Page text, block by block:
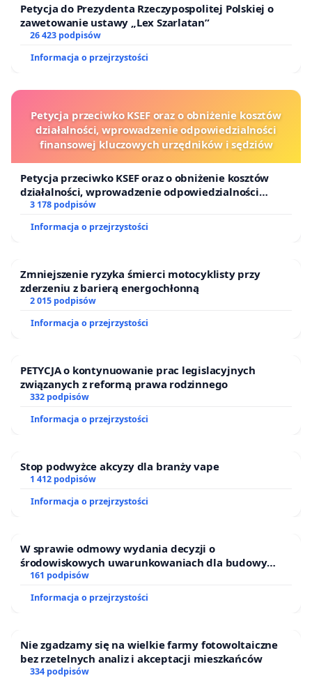
Petycja do Prezydenta Rzeczypospolitej Polskiej o
zawetowanie ustawy „Lex Szarlatan”
26 423 podpisów
Informacja o przejrzystości
Petycja przeciwko KSEF oraz o obniżenie kosztów
działalności, wprowadzenie odpowiedzialności
finansowej kluczowych urzędników i sędziów
Petycja przeciwko KSEF oraz o obniżenie kosztów
działalności, wprowadzenie odpowiedzialności
finansowej kluczowych urzędników i sędziów
3 178 podpisów
Informacja o przejrzystości
Zmniejszenie ryzyka śmierci motocyklisty przy
zderzeniu z barierą energochłonną
2 015 podpisów
Informacja o przejrzystości
PETYCJA o kontynuowanie prac legislacyjnych
związanych z reformą prawa rodzinnego
332 podpisów
Informacja o przejrzystości
Stop podwyżce akcyzy dla branży vape
1 412 podpisów
Informacja o przejrzystości
W sprawie odmowy wydania decyzji o
środowiskowych uwarunkowaniach dla budowy
zakładu wytwarzania biometanu „Krynki” w
Puszczy Knyszyńskiej
161 podpisów
Informacja o przejrzystości
Nie zgadzamy się na wielkie farmy fotowoltaiczne
bez rzetelnych analiz i akceptacji mieszkańców
334 podpisów